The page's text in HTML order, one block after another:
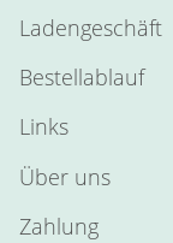
Ladengeschäft
Bestellablauf
Links
Über uns
Zahlung